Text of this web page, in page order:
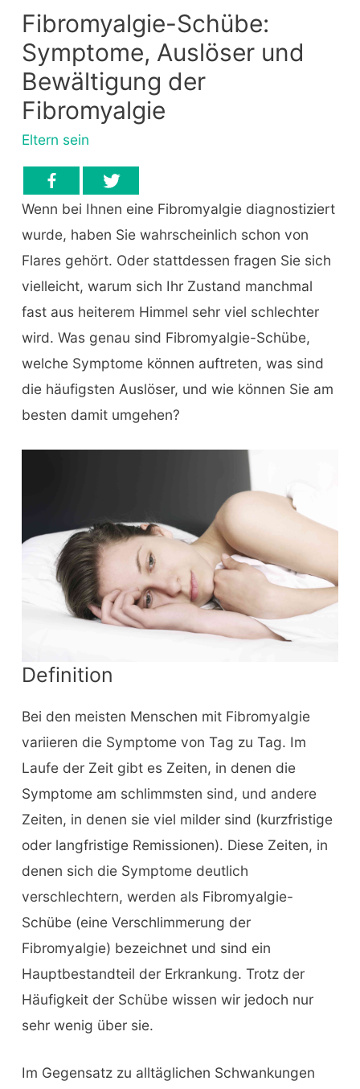
Fibromyalgie-Schübe:
Symptome, Auslöser und
Bewältigung der
Fibromyalgie
Eltern sein
Wenn bei Ihnen eine Fibromyalgie diagnostiziert
wurde, haben Sie wahrscheinlich schon von
Flares gehört. Oder stattdessen fragen Sie sich
vielleicht, warum sich Ihr Zustand manchmal
fast aus heiterem Himmel sehr viel schlechter
wird. Was genau sind Fibromyalgie-Schübe,
welche Symptome können auftreten, was sind
die häufigsten Auslöser, und wie können Sie am
besten damit umgehen?
Definition
Bei den meisten Menschen mit Fibromyalgie
variieren die Symptome von Tag zu Tag. Im
Laufe der Zeit gibt es Zeiten, in denen die
Symptome am schlimmsten sind, und andere
Zeiten, in denen sie viel milder sind (kurzfristige
oder langfristige Remissionen). Diese Zeiten, in
denen sich die Symptome deutlich
verschlechtern, werden als Fibromyalgie-
Schübe (eine Verschlimmerung der
Fibromyalgie) bezeichnet und sind ein
Hauptbestandteil der Erkrankung. Trotz der
Häufigkeit der Schübe wissen wir jedoch nur
sehr wenig über sie.
Im Gegensatz zu alltäglichen Schwankungen